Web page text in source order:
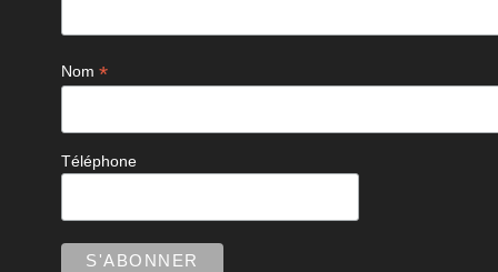
Nom*
Téléphone